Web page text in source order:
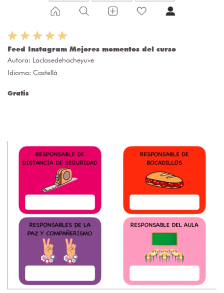
Feed Instagram Mejores momentos del curso
Autora: Laclasedehacheyuve
Idioma: Castellà
Gratis